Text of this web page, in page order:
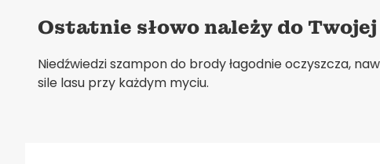
Ostatnie słowo należy do
Niedźwiedzi szampon do brody łagodnie oczyszcza,
sile lasu przy każdym myciu.